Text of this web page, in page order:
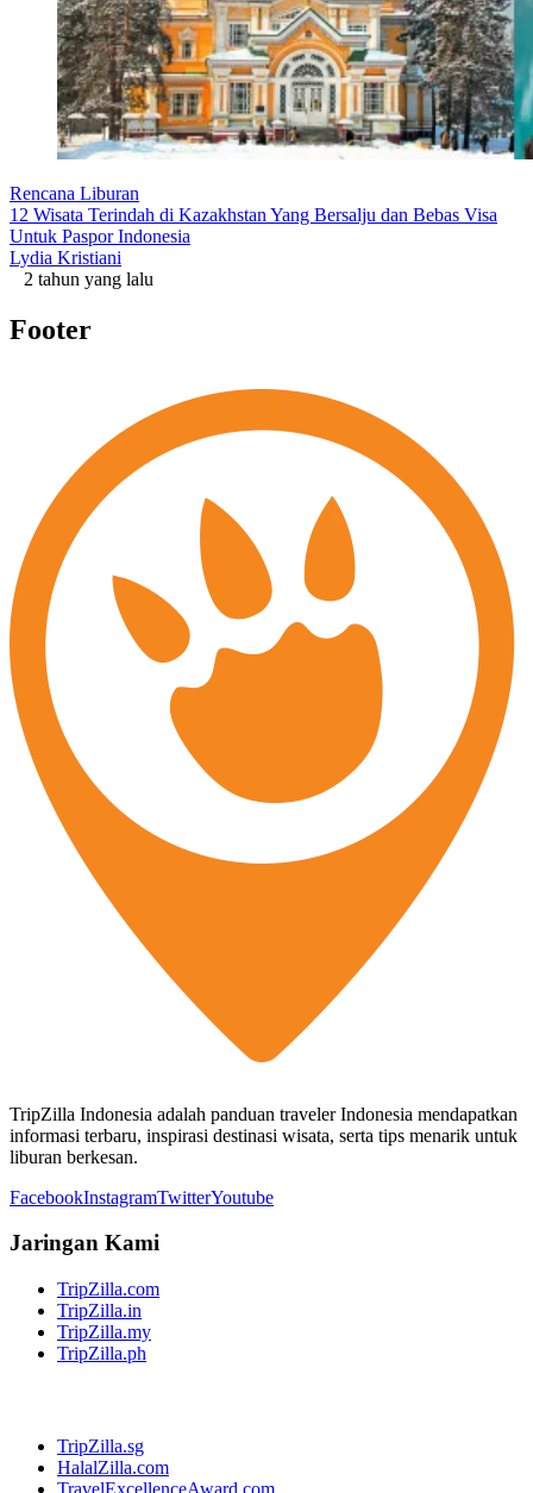
Rencana Liburan
12 Wisata Terindah di Kazakhstan Yang Bersalju dan Bebas Visa
Untuk Paspor Indonesia
Lydia Kristiani
2 tahun yang lalu
Footer
TripZilla Indonesia adalah panduan traveler Indonesia mendapatkan
informasi terbaru, inspirasi destinasi wisata, serta tips menarik untuk
liburan berkesan.
FacebookInstagramTwitterYoutube
Jaringan Kami
TripZilla.com
TripZilla.in
TripZilla.my
TripZilla.ph
TripZilla.sg
HalalZilla.com
TravelExcellenceAward.com